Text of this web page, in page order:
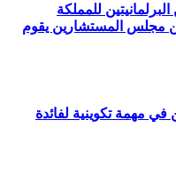
للمملكة
مجلس المستشارين يقوم
مهمة تكوينية لفائدة